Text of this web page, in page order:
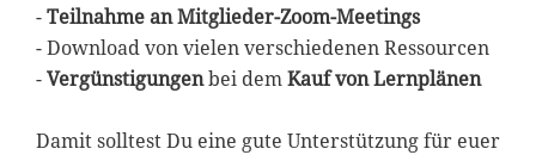
-Teilnahme an Mitglieder-Zoom-Meetings
- Download von vielen verschiedenen Ressourcen
-Vergünstigungenbei demKauf von Lernplänen
Damit solltest Du eine gute Unterstützung für euer